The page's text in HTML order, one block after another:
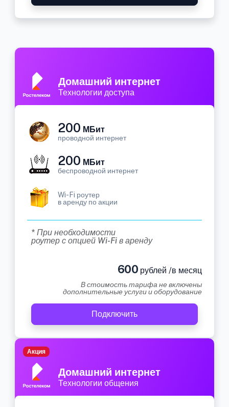
Домашний интернет
Технологии доступа
200 МБит
проводной интернет
200 МБит
беспроводной интернет
Wi-Fi роутер
в аренду по акции
* При необходимости
роутер с опцией Wi-Fi в аренду
600 рублей /в месяц
В стоимость тарифа не включены
дополнительные услуги и оборудование
Подключить
Домашний интернет
Технологии общения
Акция